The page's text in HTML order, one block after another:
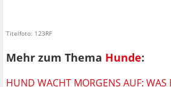
Titelfoto: 123RF
Mehr zum Thema Hunde:
HUND WACHT MORGENS AUF: WAS